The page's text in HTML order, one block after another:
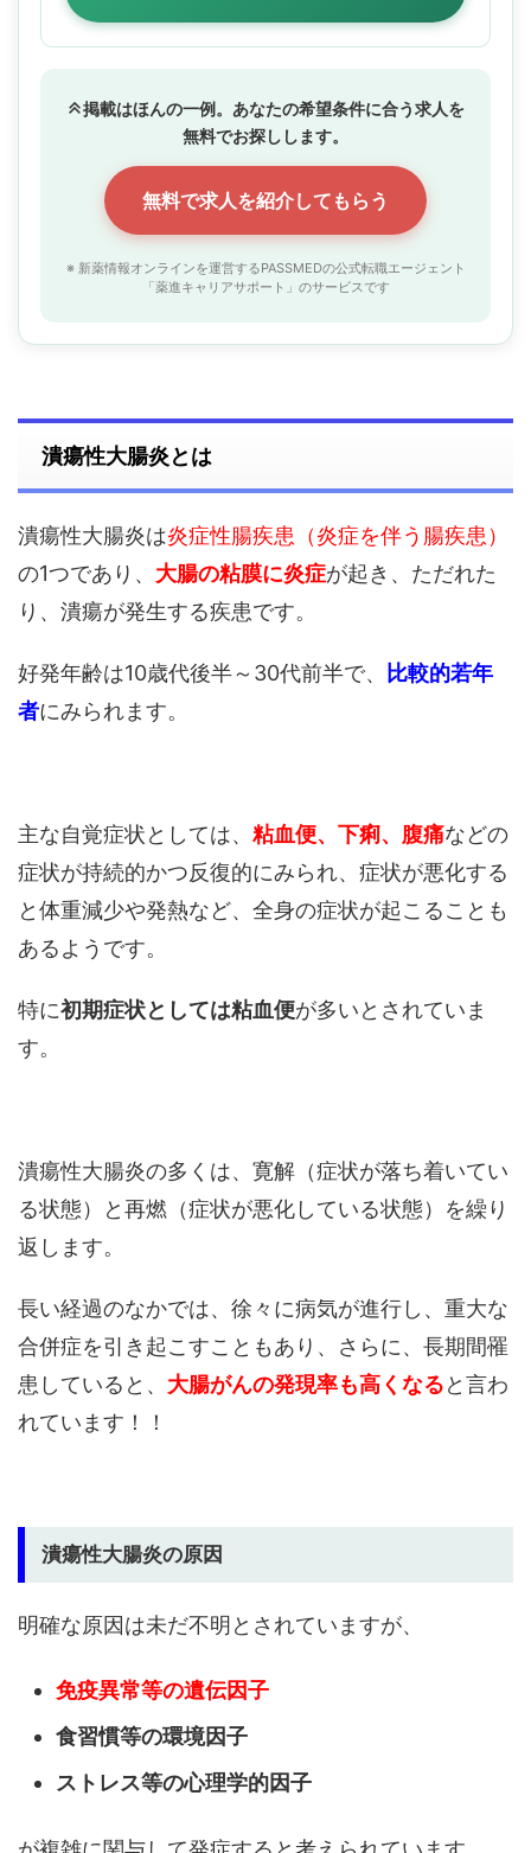
掲載はほんの一例。あなたの希望条件に合う求人を
無料でお探しします。
無料で求人を紹介してもらう
※ 新薬情報オンラインを運営するPASSMEDの公式転職エージェント
「薬進キャリアサポート」のサービスです
潰瘍性大腸炎とは
潰瘍性大腸炎は炎症性腸疾患（炎症を伴う腸疾患）
の1つであり、 大腸の粘膜に炎症が起き、ただれた
り、潰瘍が発生する疾患です。
好発年齢は10歳代後半～30代前半で、
比較的若年
者にみられます。
主な自覚症状としては、 粘血便、下痢、腹痛などの
症状が持続的かつ反復的にみられ、症状が悪化する
と体重減少や発熱など、全身の症状が起こることも
あるようです。
特に初期症状としては粘血便が多いとされていま
す。
潰瘍性大腸炎の多くは、寛解（症状が落ち着いてい
る状態）と再燃（症状が悪化している状態）を繰り
返します。
長い経過のなかでは、徐々に病気が進行し、重大な
合併症を引き起こすこともあり、さらに、長期間罹
患していると、 大腸がんの発現率も高くなると言わ
れています！！
潰瘍性大腸炎の原因
明確な原因は未だ不明とされていますが、
免疫異常等の遺伝因子
食習慣等の環境因子
ストレス等の心理学的因子